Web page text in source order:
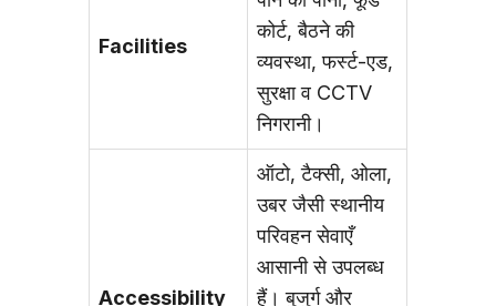
Facilities
कोर्ट, बैठने की
व्यवस्था, फर्स्ट-एड,
सुरक्षा व CCTV
निगरानी।
Accessibility
ऑटो, टैक्सी, ओला,
उबर जैसी स्थानीय
परिवहन सेवाएँ
आसानी से उपलब्ध
हैं। बुजुर्ग और